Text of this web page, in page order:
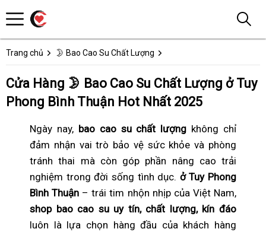
Trang chủ 🌛 Bao Cao Su Chất Lượng
Cửa Hàng 🌛 Bao Cao Su Chất Lượng ở Tuy
Phong Bình Thuận Hot Nhất 2025
Ngày nay, bao cao su chất lượng không chỉ
đảm nhận vai trò bảo vệ sức khỏe và phòng
tránh thai mà còn góp phần nâng cao trải
nghiệm trong đời sống tình dục. ở Tuy Phong
Bình Thuận – trái tim nhộn nhịp của Việt Nam,
shop bao cao su uy tín, chất lượng, kín đáo
luôn là lựa chọn hàng đầu của khách hàng